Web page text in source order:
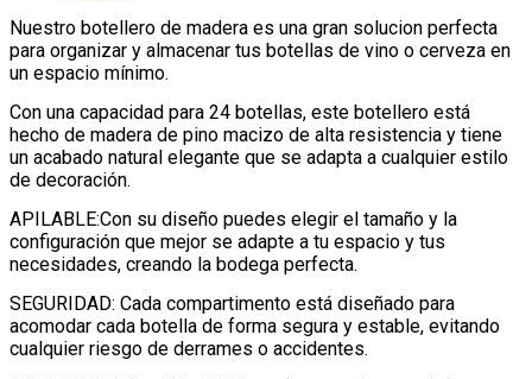
Nuestro botellero de madera es una gran solucion perfecta
para organizar y almacenar tus botellas de vino o cerveza en
un espacio mínimo.
Con una capacidad para 24 botellas, este botellero está
hecho de madera de pino macizo de alta resistencia y tiene
un acabado natural elegante que se adapta a cualquier estilo
de decoración.
APILABLE:Con su diseño puedes elegir el tamaño y la
configuración que mejor se adapte a tu espacio y tus
necesidades, creando la bodega perfecta.
SEGURIDAD: Cada compartimento está diseñado para
acomodar cada botella de forma segura y estable, evitando
cualquier riesgo de derrames o accidentes.